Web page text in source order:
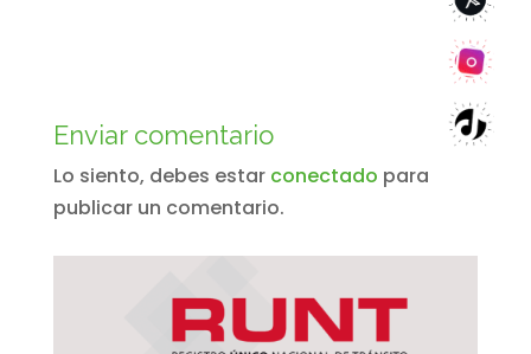
Enviar comentario
Lo siento, debes estar conectado para
publicar un comentario.